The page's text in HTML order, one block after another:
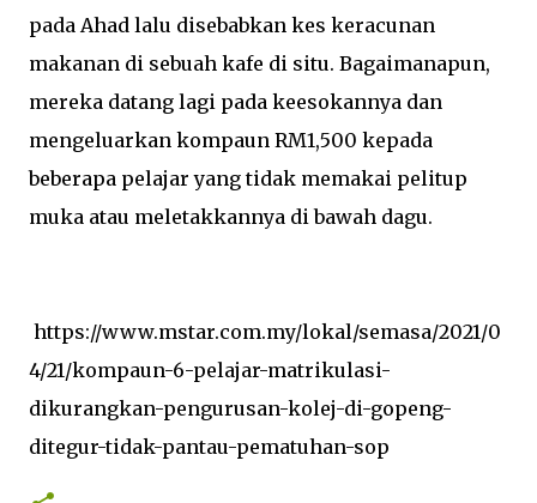
pada Ahad lalu disebabkan kes keracunan
makanan di sebuah kafe di situ. Bagaimanapun,
mereka datang lagi pada keesokannya dan
mengeluarkan kompaun RM1,500 kepada
beberapa pelajar yang tidak memakai pelitup
muka atau meletakkannya di bawah dagu.
https://www.mstar.com.my/lokal/semasa/2021/0
4/21/kompaun-6-pelajar-matrikulasi-
dikurangkan-pengurusan-kolej-di-gopeng-
ditegur-tidak-pantau-pematuhan-sop